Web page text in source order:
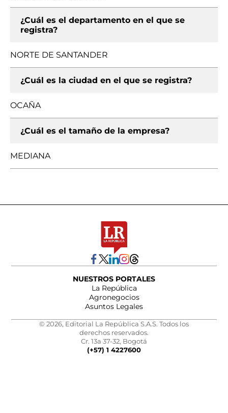
¿Cuál es el departamento en el que se
registra?
NORTE DE SANTANDER
¿Cuál es la ciudad en el que se registra?
OCAÑA
¿Cuál es el tamaño de la empresa?
MEDIANA
NUESTROS PORTALES
La República
Agronegocios
Asuntos Legales
© 2026, Editorial La República S.A.S. Todos los
derechos reservados.
Cr. 13a 37-32, Bogotá
(+57) 1 4227600